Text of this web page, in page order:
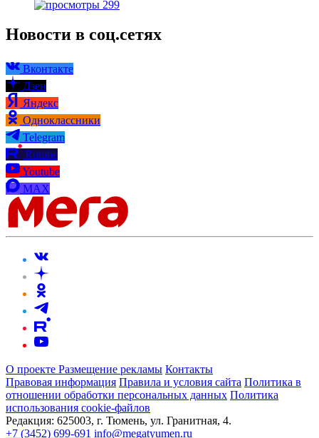
299
Новости в соц.сетях
Вконтакте
Дзен
Яндекс
Одноклассники
Telegram
Rutube
Youtube
MAX
О проекте Размещение рекламы Контакты
Правовая информация Правила и условия сайта Политика в
отношении обработки персональных данных Политика
использования cookie-файлов
Редакция: 625003, г. Тюмень, ул. Гранитная, 4.
+7 (3452) 699-691 info@megatyumen.ru